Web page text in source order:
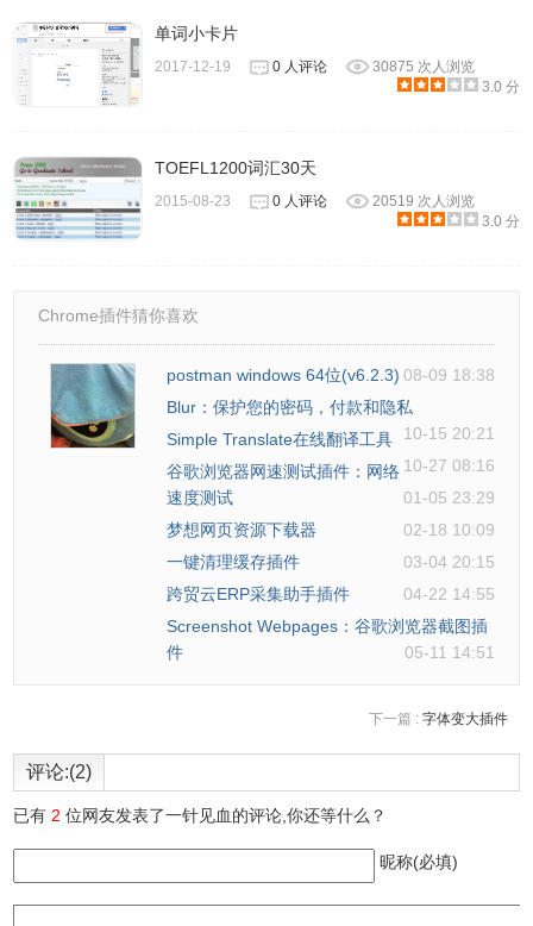
何关系。
有道每日英语的联系方式
1.作者：SAM。
单词小卡片
2017-12-19 0 人评论
30875 次人浏览
3.0 分
TOEFL1200词汇30天
2015-08-23 0 人评论
20519 次人浏览
3.0 分
Chrome插件猜你喜欢
postman windows 64位(v6.2.3) 08-09 18:38
Blur：保护您的密码，付款和隐私
10-15 20:21
Simple Translate在线翻译工具
10-27 08:16
谷歌浏览器网速测试插件：网络
速度测试
01-05 23:29
梦想网页资源下载器
02-18 10:09
一键清理缓存插件
03-04 20:15
跨贸云ERP采集助手插件
04-22 14:55
Screenshot Webpages：谷歌浏览器截图插
件
05-11 14:51
下一篇 : 字体变大插件
评论:(2)
已有 2 位网友发表了一针见血的评论,你还等什么？
昵称(必填)